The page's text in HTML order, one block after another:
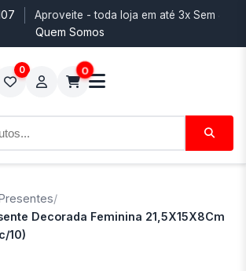
Aproveite - toda loja em até 3x Sem
Quem Somos
0 0
/
Decorada Feminina 21,5X15X8Cm
10)